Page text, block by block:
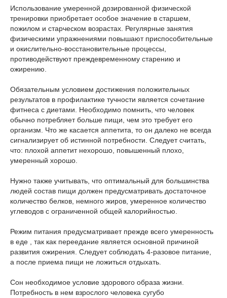
Использование умеренной дозированной физической
тренировки приобретает особое значение в старшем,
пожилом и старческом возрастах. Регулярные занятия
физическими упражнениями повышают приспособительные
и окислительно-восстановительные процессы,
противодействуют преждевременному старению и
ожирению.
Обязательным условием достижения положительных
результатов в профилактике тучности является сочетание
фитнеса с диетами. Необходимо помнить, что человек
обычно потребляет больше пищи, чем это требует его
организм. Что же касается аппетита, то он далеко не всегда
сигнализирует об истинной потребности. Следует считать,
что: плохой аппетит нехорошо, повышенный плохо,
умеренный хорошо.
Нужно также учитывать, что оптимальный для большинства
людей состав пищи должен предусматривать достаточное
количество белков, немного жиров, умеренное количество
углеводов с ограниченной общей калорийностью.
Режим питания предусматривает прежде всего умеренность
в еде , так как переедание является основной причиной
развития ожирения. Следует соблюдать 4-разовое питание,
а после приема пищи не ложиться отдыхать.
Сон необходимое условие здорового образа жизни.
Потребность в нем взрослого человека сугубо